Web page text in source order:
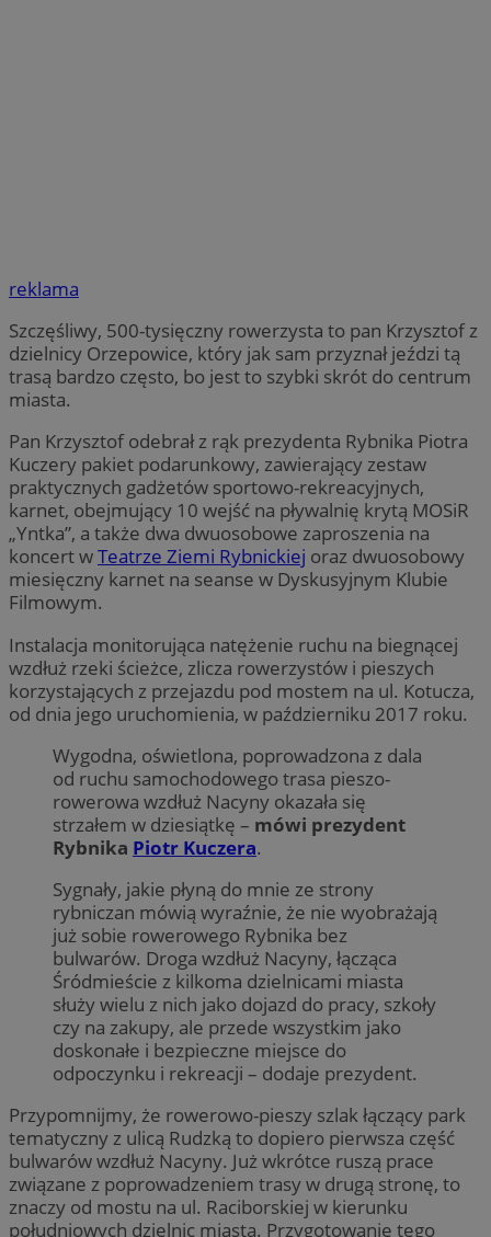
reklama
Szczęśliwy, 500-tysięczny rowerzysta to pan Krzysztof z
dzielnicy Orzepowice, który jak sam przyznał jeździ tą
trasą bardzo często, bo jest to szybki skrót do centrum
miasta.
Pan Krzysztof odebrał z rąk prezydenta Rybnika Piotra
Kuczery pakiet podarunkowy, zawierający zestaw
praktycznych gadżetów sportowo-rekreacyjnych,
karnet, obejmujący 10 wejść na pływalnię krytą MOSiR
„Yntka”, a także dwa dwuosobowe zaproszenia na
koncert wTeatrze Ziemi Rybnickiej oraz dwuosobowy
miesięczny karnet na seanse w Dyskusyjnym Klubie
Filmowym.
Instalacja monitorująca natężenie ruchu na biegnącej
wzdłuż rzeki ścieżce, zlicza rowerzystów i pieszych
korzystających z przejazdu pod mostem na ul. Kotucza,
od dnia jego uruchomienia, w październiku 2017 roku.
Wygodna, oświetlona, poprowadzona z dala
od ruchu samochodowego trasa pieszo-
rowerowa wzdłuż Nacyny okazała się
strzałem w dziesiątkę – mówi prezydent
Rybnika Piotr Kuczera.
Sygnały, jakie płyną do mnie ze strony
rybniczan mówią wyraźnie, że nie wyobrażają
już sobie rowerowego Rybnika bez
bulwarów. Droga wzdłuż Nacyny, łącząca
Śródmieście z kilkoma dzielnicami miasta
służy wielu z nich jako dojazd do pracy, szkoły
czy na zakupy, ale przede wszystkim jako
doskonałe i bezpieczne miejsce do
odpoczynku i rekreacji – dodaje prezydent.
Przypomnijmy, że rowerowo-pieszy szlak łączący park
tematyczny z ulicą Rudzką to dopiero pierwsza część
bulwarów wzdłuż Nacyny. Już wkrótce ruszą prace
związane z poprowadzeniem trasy w drugą stronę, to
znaczy od mostu na ul. Raciborskiej w kierunku
południowych dzielnic miasta. Przygotowanie tego